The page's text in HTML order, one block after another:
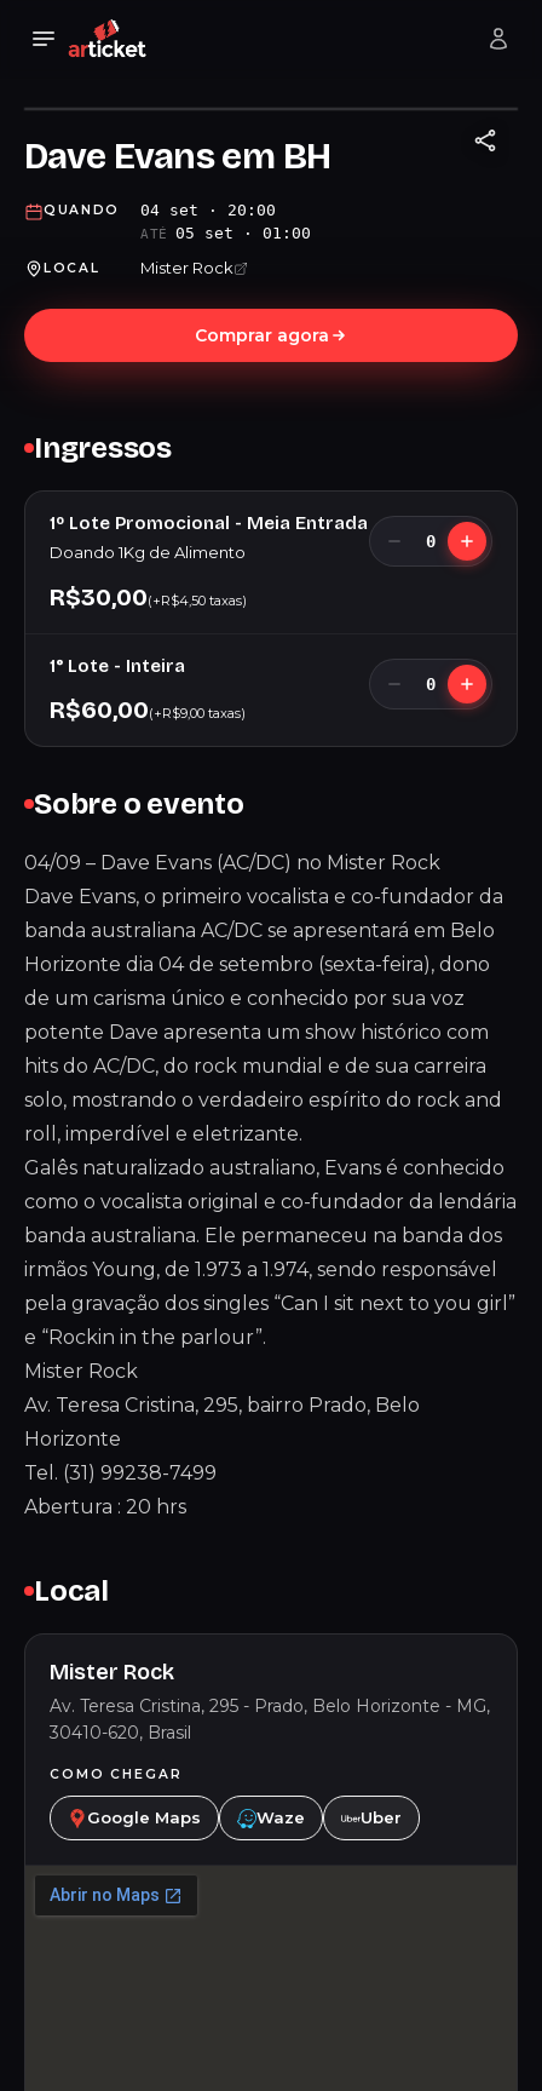
Dave Evans em BH
QUANDO 04 set · 20:00
ATÉ 05 set · 01:00
LOCAL Mister Rock
Comprar agora
Sobre o evento
04/09 – Dave Evans (AC/DC) no Mister Rock
Dave Evans, o primeiro vocalista e co-fundador da
banda australiana AC/DC se apresentará em Belo
Horizonte dia 04 de setembro (sexta-feira), dono
de um carisma único e conhecido por sua voz
potente Dave apresenta um show histórico com
hits do AC/DC, do rock mundial e de sua carreira
solo, mostrando o verdadeiro espírito do rock and
roll, imperdível e eletrizante.
Galês naturalizado australiano, Evans é conhecido
como o vocalista original e co-fundador da lendária
banda australiana. Ele permaneceu na banda dos
irmãos Young, de 1.973 a 1.974, sendo responsável
pela gravação dos singles “Can I sit next to you girl”
e “Rockin in the parlour”.
Mister Rock
Av. Teresa Cristina, 295, bairro Prado, Belo
Horizonte
Tel. (31) 99238-7499
Abertura : 20 hrs
Local
Mister Rock
Av. Teresa Cristina, 295 - Prado, Belo Horizonte - MG,
30410-620, Brasil
COMO CHEGAR
Google Maps Waze Uber
Ingressos
1º Lote Promocional - Meia Entrada
Doando 1Kg de Alimento
R$30,00(+R$4,50 taxas)
0
1° Lote - Inteira
R$60,00(+R$9,00 taxas)
0